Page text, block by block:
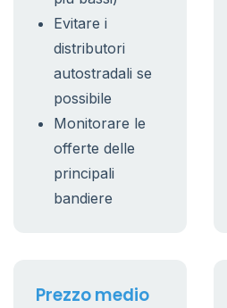
Evitare i
distributori
autostradali se
possibile
Monitorare le
offerte delle
principali
bandiere
Prezzo medio